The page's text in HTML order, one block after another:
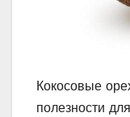
Кокосовые
полезности